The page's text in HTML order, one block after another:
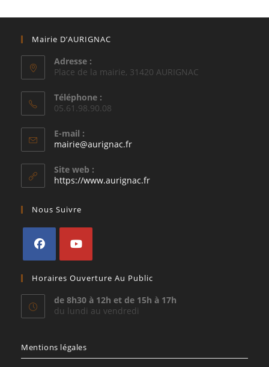
Mairie D’AURIGNAC
Adresse :
Place de la mairie, 31420 AURIGNAC
Téléphone :
05.61.98.90.08
E-mail :
mairie@aurignac.frS’ouvre
application
Site web :
https://www.aurignac.fr
Nous Suivre
dans
un
nouvel
dans
un
nouvel
Horaires Ouverture Au Public
de 8h30 à 12h et de 15h à 17h
du lundi au vendredi
Mentions légales